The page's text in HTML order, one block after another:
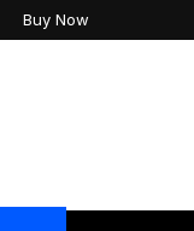
Buy Now